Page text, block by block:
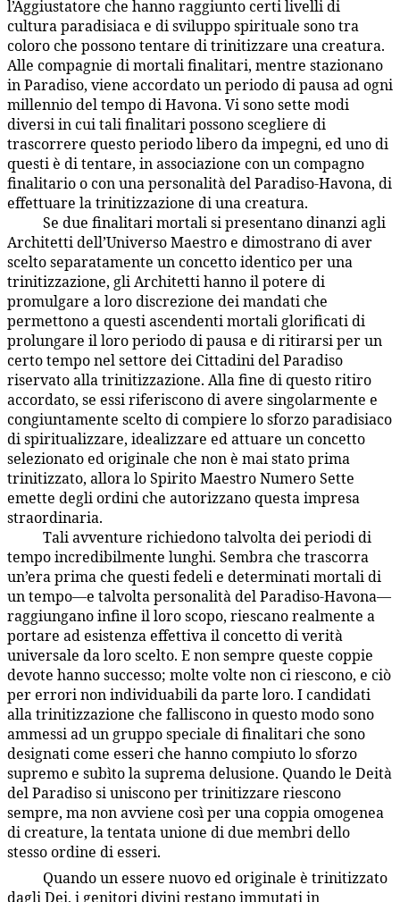
l’Aggiustatore che hanno raggiunto certi livelli di
cultura paradisiaca e di sviluppo spirituale sono tra
coloro che possono tentare di trinitizzare una creatura.
Alle compagnie di mortali finalitari, mentre stazionano
in Paradiso, viene accordato un periodo di pausa ad ogni
millennio del tempo di Havona. Vi sono sette modi
diversi in cui tali finalitari possono scegliere di
trascorrere questo periodo libero da impegni, ed uno di
questi è di tentare, in associazione con un compagno
finalitario o con una personalità del Paradiso-Havona, di
effettuare la trinitizzazione di una creatura.
Se due finalitari mortali si presentano dinanzi agli
Architetti dell’Universo Maestro e dimostrano di aver
scelto separatamente un concetto identico per una
trinitizzazione, gli Architetti hanno il potere di
promulgare a loro discrezione dei mandati che
permettono a questi ascendenti mortali glorificati di
prolungare il loro periodo di pausa e di ritirarsi per un
certo tempo nel settore dei Cittadini del Paradiso
riservato alla trinitizzazione. Alla fine di questo ritiro
accordato, se essi riferiscono di avere singolarmente e
congiuntamente scelto di compiere lo sforzo paradisiaco
di spiritualizzare, idealizzare ed attuare un concetto
selezionato ed originale che non è mai stato prima
trinitizzato, allora lo Spirito Maestro Numero Sette
emette degli ordini che autorizzano questa impresa
straordinaria.
Tali avventure richiedono talvolta dei periodi di
tempo incredibilmente lunghi. Sembra che trascorra
un’era prima che questi fedeli e determinati mortali di
un tempo—e talvolta personalità del Paradiso-Havona—
raggiungano infine il loro scopo, riescano realmente a
portare ad esistenza effettiva il concetto di verità
universale da loro scelto. E non sempre queste coppie
devote hanno successo; molte volte non ci riescono, e ciò
per errori non individuabili da parte loro. I candidati
alla trinitizzazione che falliscono in questo modo sono
ammessi ad un gruppo speciale di finalitari che sono
designati come esseri che hanno compiuto lo sforzo
supremo e subìto la suprema delusione. Quando le Deità
del Paradiso si uniscono per trinitizzare riescono
sempre, ma non avviene così per una coppia omogenea
di creature, la tentata unione di due membri dello
stesso ordine di esseri.
Quando un essere nuovo ed originale è trinitizzato
dagli Dei, i genitori divini restano immutati in